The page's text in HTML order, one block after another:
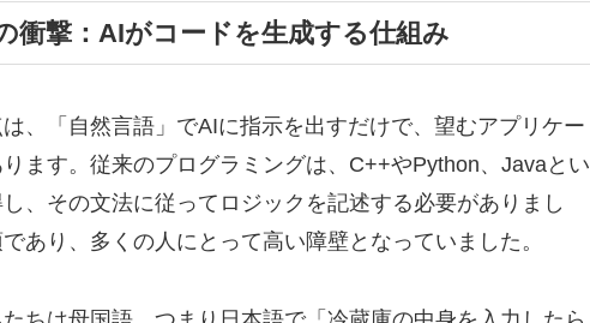
衝撃：AIがコードを生成する仕組み
、「自然言語」でAIに指示を出すだけで、望むアプリケー
ます。従来のプログラミングは、C++やPython、Javaとい
、その文法に従ってロジックを記述する必要がありまし
あり、多くの人にとって高い障壁となっていました。